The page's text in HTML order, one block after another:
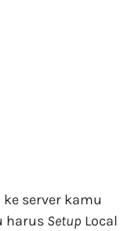
server kamu
harus Setup Local